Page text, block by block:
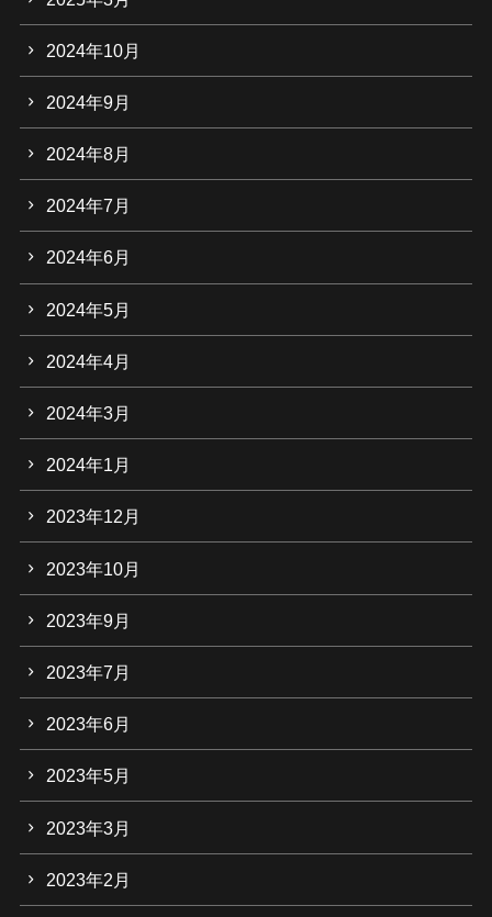
2024年10月
2024年9月
2024年8月
2024年7月
2024年6月
2024年5月
2024年4月
2024年3月
2024年1月
2023年12月
2023年10月
2023年9月
2023年7月
2023年6月
2023年5月
2023年3月
2023年2月